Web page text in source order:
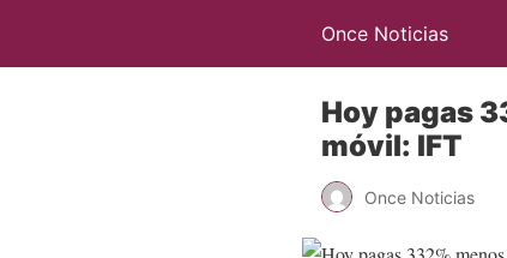
Once Noticias
Hoy pagas
móvil: IFT
Once Noticias